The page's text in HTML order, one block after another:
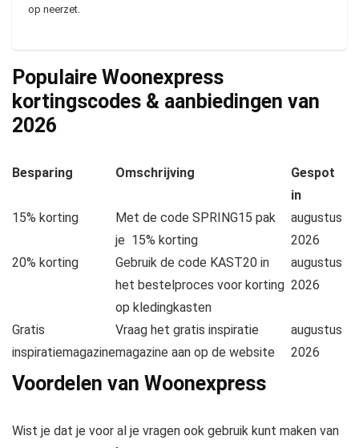
op neerzet.
Populaire Woonexpress
kortingscodes & aanbiedingen van
2026
Besparing Omschrijving
Gespot
in
15% korting
Met de code SPRING15 pak
je 15% korting
augustus
2026
20% korting
Gebruik de code KAST20 in
het bestelproces voor korting
op kledingkasten
augustus
2026
Gratis
inspiratiemagazine
Vraag het gratis inspiratie
magazine aan op de website
augustus
2026
Voordelen van Woonexpress
Wist je dat je voor al je vragen ook gebruik kunt maken van